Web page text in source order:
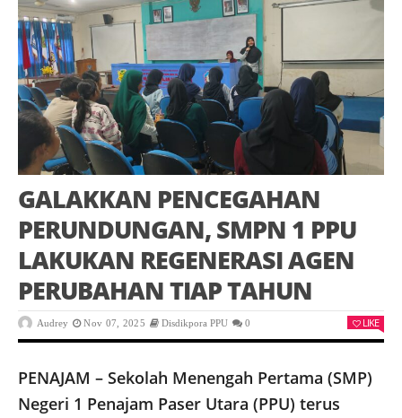
GALAKKAN PENCEGAHAN
PERUNDUNGAN, SMPN 1 PPU
LAKUKAN REGENERASI AGEN
PERUBAHAN TIAP TAHUN
Audrey Nov 07, 2025 Disdikpora PPU 0 LIKE
PENAJAM – Sekolah Menengah Pertama (SMP)
Negeri 1 Penajam Paser Utara (PPU) terus